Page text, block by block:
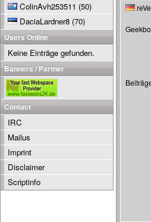
ColinAvh253511 (50)
DaciaLardner8 (70)
Users Online
Keine Einträge gefunden.
Banners / Partner
Contact
IRC
Mailus
Imprint
Disclaimer
Scriptinfo